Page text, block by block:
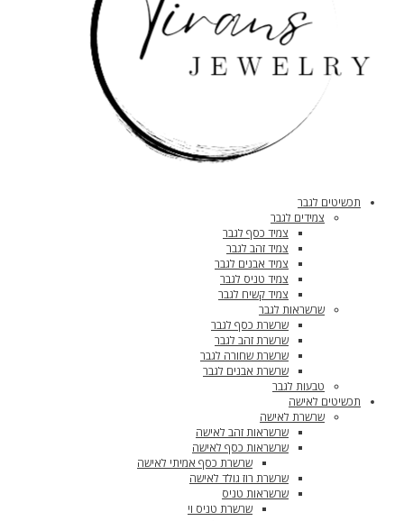
תכשיטים לגבר
צמידים לגבר
צמיד כסף לגבר
צמיד זהב לגבר
צמיד אבנים לגבר
צמיד טניס לגבר
צמיד קשיח לגבר
שרשראות לגבר
שרשרת כסף לגבר
שרשרת זהב לגבר
שרשרת שחורה לגבר
שרשרת אבנים לגבר
טבעות לגבר
תכשיטים לאישה
שרשרת לאישה
שרשראות זהב לאישה
שרשראות כסף לאישה
שרשרת כסף אמיתי לאישה
שרשרת רוז גולד לאישה
שרשראות טניס
שרשרת טניס וי